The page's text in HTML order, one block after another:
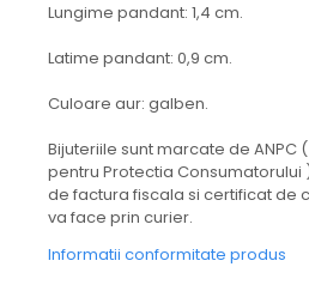
Lungime pandant: 1,4 cm.
Latime pandant: 0,9 cm.
Culoare aur: galben.
Bijuteriile sunt marcate de ANPC
pentru Protectia Consumatorului
de factura fiscala si certificat de
va face prin curier.
Informatii conformitate produs